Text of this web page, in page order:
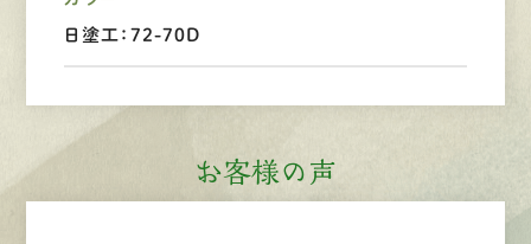
日塗工：72-70D
お客様の声